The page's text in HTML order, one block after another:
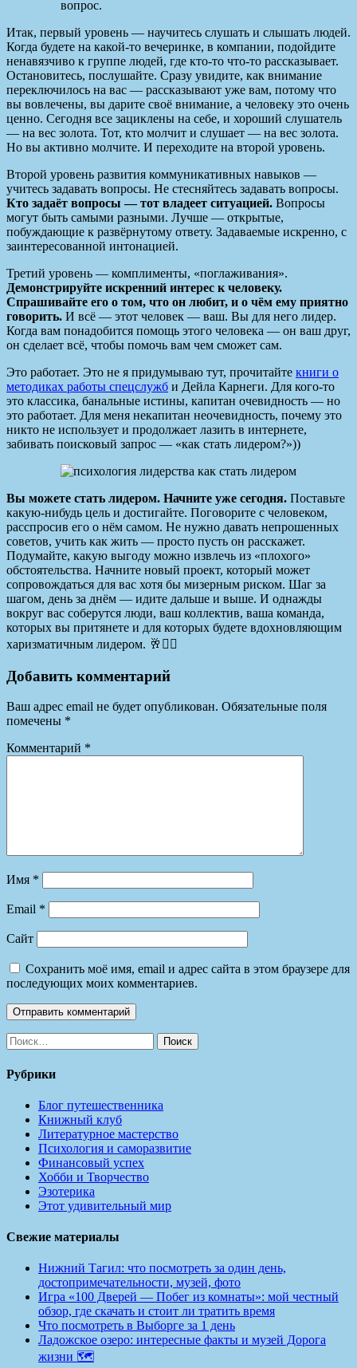
вопрос.
Итак, первый уровень — научитесь слушать и слышать людей.
Когда будете на какой-то вечеринке, в компании, подойдите
ненавязчиво к группе людей, где кто-то что-то рассказывает.
Остановитесь, послушайте. Сразу увидите, как внимание
переключилось на вас — рассказывают уже вам, потому что
вы вовлечены, вы дарите своё внимание, а человеку это очень
ценно. Сегодня все зациклены на себе, и хороший слушатель
— на вес золота. Тот, кто молчит и слушает — на вес золота.
Но вы активно молчите. И переходите на второй уровень.
Второй уровень развития коммуникативных навыков —
учитесь задавать вопросы. Не стесняйтесь задавать вопросы.
Кто задаёт вопросы — тот владеет ситуацией. Вопросы
могут быть самыми разными. Лучше — открытые,
побуждающие к развёрнутому ответу. Задаваемые искренно, с
заинтересованной интонацией.
Третий уровень — комплименты, «поглаживания».
Демонстрируйте искренний интерес к человеку.
Спрашивайте его о том, что он любит, и о чём ему приятно
говорить. И всё — этот человек — ваш. Вы для него лидер.
Когда вам понадобится помощь этого человека — он ваш друг,
он сделает всё, чтобы помочь вам чем сможет сам.
Это работает. Это не я придумываю тут, прочитайте книги о
методиках работы спецслужб и Дейла Карнеги. Для кого-то
это классика, банальные истины, капитан очевидность — но
это работает. Для меня некапитан неочевидность, почему это
никто не использует и продолжает лазить в интернете,
забивать поисковый запрос — «как стать лидером?»))
Вы можете стать лидером. Начните уже сегодня. Поставьте
какую-нибудь цель и достигайте. Поговорите с человеком,
расспросив его о нём самом. Не нужно давать непрошенных
советов, учить как жить — просто пусть он расскажет.
Подумайте, какую выгоду можно извлечь из «плохого»
обстоятельства. Начните новый проект, который может
сопровождаться для вас хотя бы мизерным риском. Шаг за
шагом, день за днём — идите дальше и выше. И однажды
вокруг вас соберутся люди, ваш коллектив, ваша команда,
которых вы притянете и для которых будете вдохновляющим
харизматичным лидером. 🥂🧚‍♀️
Добавить комментарий
Ваш адрес email не будет опубликован. Обязательные поля
помечены *
Комментарий *
Имя *
Email *
Сайт
Сохранить моё имя, email и адрес сайта в этом браузере для
последующих моих комментариев.
Найти:
Рубрики
Блог путешественника
Книжный клуб
Литературное мастерство
Психология и саморазвитие
Финансовый успех
Хобби и Творчество
Эзотерика
Этот удивительный мир
Свежие материалы
Нижний Тагил: что посмотреть за один день,
достопримечательности, музей, фото
Игра «100 Дверей — Побег из комнаты»: мой честный
обзор, где скачать и стоит ли тратить время
Что посмотреть в Выборге за 1 день
Ладожское озеро: интересные факты и музей Дорога
жизни 🗺️